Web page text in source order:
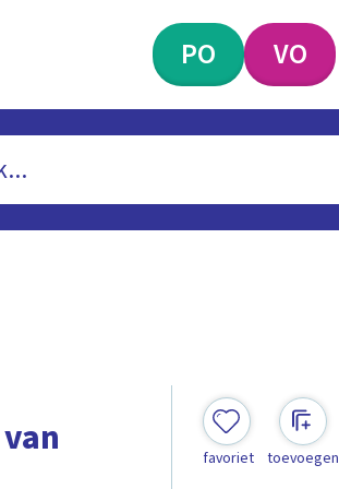
PO VO
favoriet toevoegen